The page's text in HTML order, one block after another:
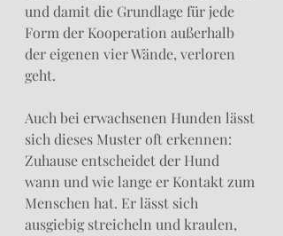
und damit die Grundlage für jede
Form der Kooperation außerhalb
der eigenen vier Wände, verloren
geht.
Auch bei erwachsenen Hunden lässt
sich dieses Muster oft erkennen:
Zuhause entscheidet der Hund
wann und wie lange er Kontakt zum
Menschen hat. Er lässt sich
ausgiebig streicheln und kraulen,